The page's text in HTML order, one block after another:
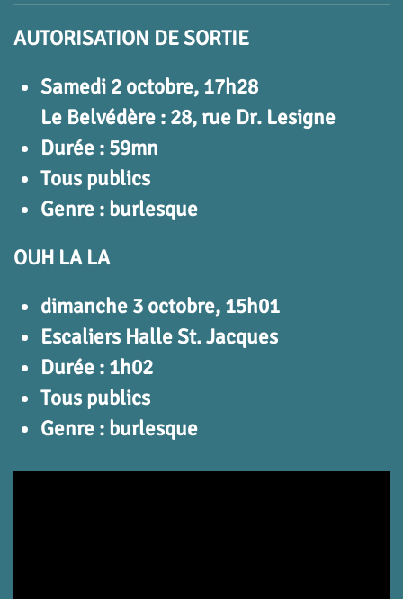
AUTORISATION DE SORTIE
Samedi 2 octobre, 17h28
Le Belvédère : 28, rue Dr. Lesigne
Durée : 59mn
Tous publics
Genre : burlesque
OUH LA LA
dimanche 3 octobre, 15h01
Escaliers Halle St. Jacques
Durée : 1h02
Tous publics
Genre : burlesque